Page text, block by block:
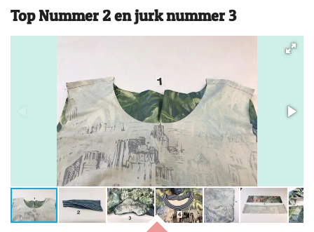
Top Nummer 2 en jurk nummer 3